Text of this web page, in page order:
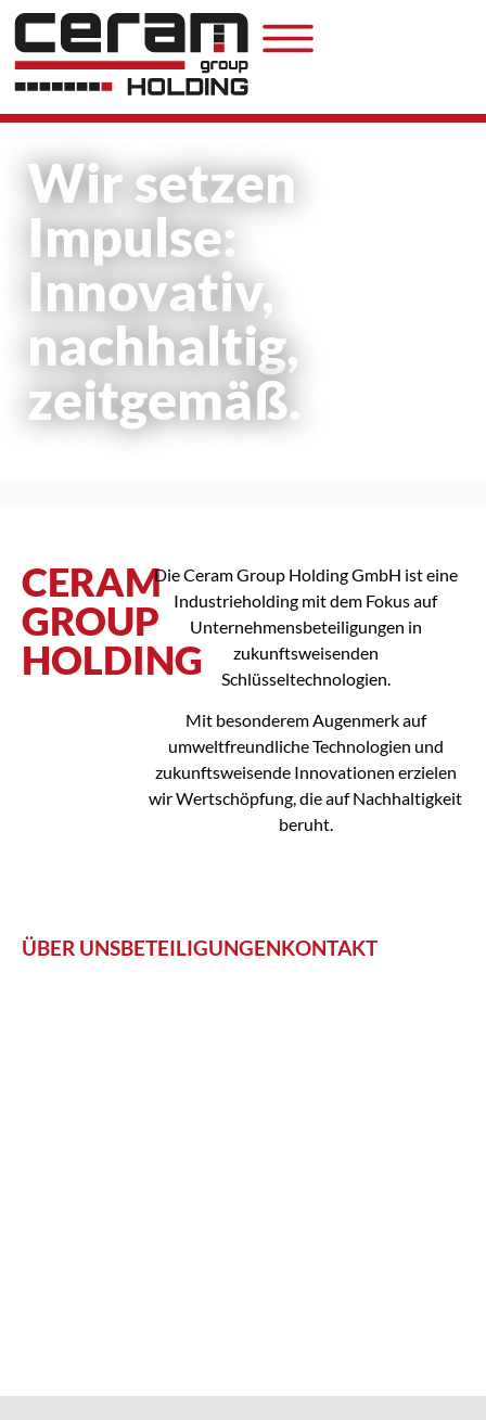
Wir setzen
Impulse:
Innovativ,
nachhaltig,
zeitgemäß.
CERAM
GROUP
HOLDING
Die Ceram Group Holding GmbH ist eine
Industrieholding mit dem Fokus auf
Unternehmensbeteiligungen in
zukunftsweisenden
Schlüsseltechnologien.
Mit besonderem Augenmerk auf
umweltfreundliche Technologien und
zukunftsweisende Innovationen erzielen
wir Wertschöpfung, die auf Nachhaltigkeit
beruht.
ÜBER UNSBETEILIGUNGENKONTAKT